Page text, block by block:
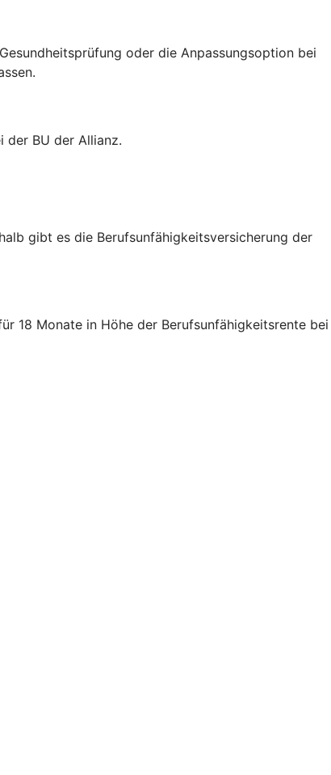
oder die Anpassungsoption bei
der BU der Allianz.
gibt es die Berufsunfähigkeitsversicherung der
18 Monate in Höhe der Berufsunfähigkeitsrente bei